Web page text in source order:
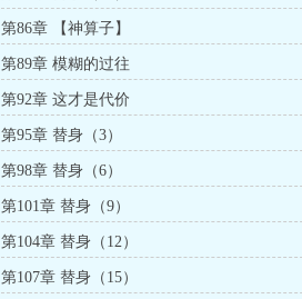
第86章 【神算子】
第89章 模糊的过往
第92章 这才是代价
第95章 替身（3）
第98章 替身（6）
第101章 替身（9）
第104章 替身（12）
第107章 替身（15）